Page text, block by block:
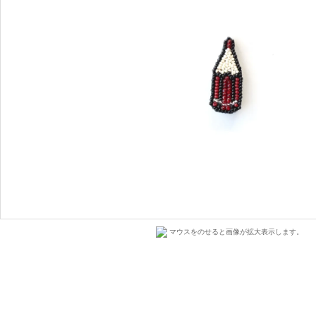
マウスをのせると画像が拡大表示します。